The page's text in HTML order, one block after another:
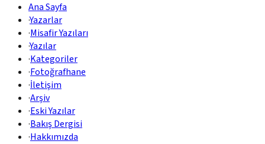
Ana Sayfa
·Yazarlar
·Misafir Yazıları
·Yazılar
·Kategoriler
·Fotoğrafhane
·İletişim
·Arşiv
·Eski Yazılar
·Bakış Dergisi
·Hakkımızda